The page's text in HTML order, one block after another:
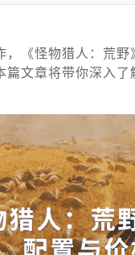
《怪物猎人：荒
篇文章将带你深入了